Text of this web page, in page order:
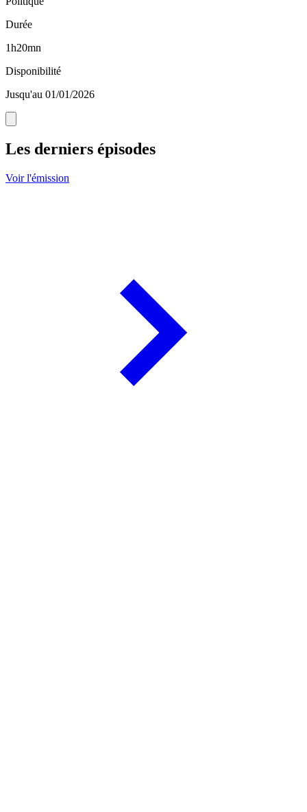
Durée
1h20mn
Disponibilité
Jusqu'au 01/01/2026
Les derniers épisodes
Voir l'émission